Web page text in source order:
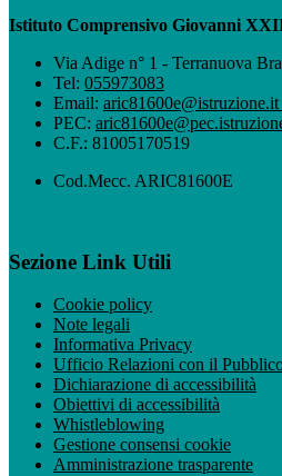
Istituto Comprensivo Giovanni
Via Adige n° 1 - Terranuova
Tel: 055973083
Email: aric81600e@istruzione.it
PEC:
C.F.: 81005170519
Cod.Mecc. ARIC81600E
Sezione Link Utili
Cookie policy
Note legali
Informativa Privacy
Ufficio Relazioni con il
Dichiarazione di accessibilità
Obiettivi di accessibilità
Whistleblowing
Gestione consensi cookie
Amministrazione trasparente